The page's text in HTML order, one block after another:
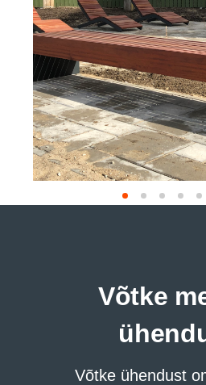
Võtke
Võtke ühendust